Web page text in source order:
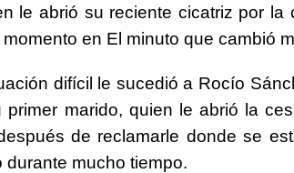
le abrió su reciente cicatriz por
en El minuto que cambió
difícil le sucedió a Rocío
primer marido, quien le abrió la
de reclamarle donde se
durante mucho tiempo.